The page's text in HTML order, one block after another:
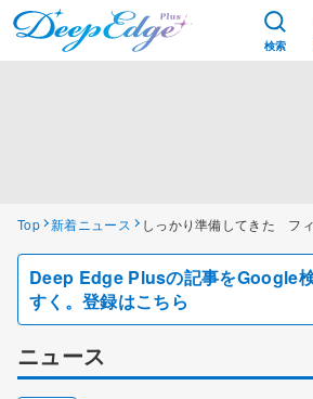
検索
Top 新着ニュース しっかり準備してきた フ
Deep Edge Plusの記事をGoogle
すく。登録はこちら
ニュース